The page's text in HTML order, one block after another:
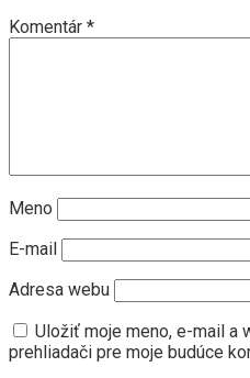
Komentár *
Meno
E-mail
Adresa webu
Uložiť moje meno, e-mail a
prehliadači pre moje budúce